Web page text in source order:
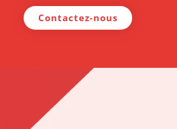
Contactez-nous